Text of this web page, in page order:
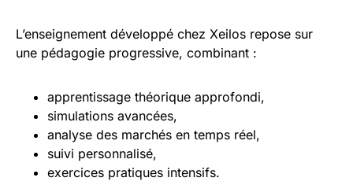
L’enseignement développé chez Xeilos repose sur
une pédagogie progressive, combinant :
apprentissage théorique approfondi,
simulations avancées,
analyse des marchés en temps réel,
suivi personnalisé,
exercices pratiques intensifs.